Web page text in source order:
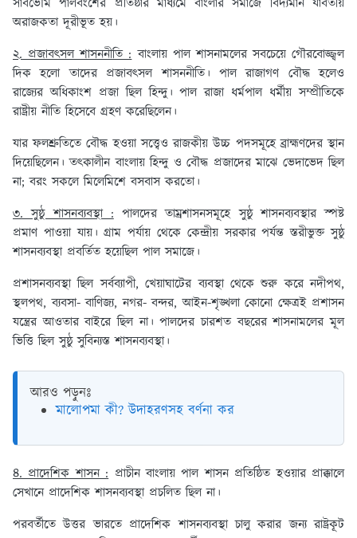
সার্বভৌম পালবংশের প্রতিষ্ঠার মাধ্যমে বাংলার সমাজে বিদ্যমান যাবতীয়
অরাজকতা দূরীভূত হয়।
২. প্রজাবৎসল শাসননীতি :বাংলায় পাল শাসনামলের সবচেয়ে গৌরবোজ্জ্বল
দিক হলো তাদের প্রজাবৎসল শাসননীতি। পাল রাজাগণ বৌদ্ধ হলেও
রাজ্যের অধিকাংশ প্রজা ছিল হিন্দু। পাল রাজা ধর্মপাল ধর্মীয় সম্প্রীতিকে
রাষ্ট্রীয় নীতি হিসেবে গ্রহণ করেছিলেন।
যার ফলশ্রুতিতে বৌদ্ধ হওয়া সত্ত্বেও রাজকীয় উচ্চ পদসমূহে ব্রাহ্মণদের স্থান
দিয়েছিলেন। তৎকালীন বাংলায় হিন্দু ও বৌদ্ধ প্রজাদের মাঝে ভেদাভেদ ছিল
না; বরং সকলে মিলেমিশে বসবাস করতো।
৩. সুষ্ঠু শাসনব্যবস্থা :পালদের তাম্রশাসনসমূহে সুষ্ঠু শাসনব্যবস্থার স্পষ্ট
প্রমাণ পাওয়া যায়। গ্রাম পর্যায় থেকে কেন্দ্রীয় সরকার পর্যন্ত স্তরীভুক্ত সুষ্ঠু
শাসনব্যবস্থা প্রবর্তিত হয়েছিল পাল সমাজে।
প্রশাসনব্যবস্থা ছিল সর্বব্যাপী, খেয়াঘাটের ব্যবস্থা থেকে শুরু করে নদীপথ,
স্থলপথ, ব্যবসা- বাণিজ্য, নগর- বন্দর, আইন-শৃঙ্খলা কোনো ক্ষেত্রই প্রশাসন
যন্ত্রের আওতার বাইরে ছিল না। পালদের চারশত বছরের শাসনামলের মূল
ভিত্তি ছিল সুষ্ঠু সুবিন্যস্ত শাসনব্যবস্থা।
আরও পড়ুনঃ
মালোপমা কী? উদাহরণসহ বর্ণনা কর
৪. প্রাদেশিক শাসন :প্রাচীন বাংলায় পাল শাসন প্রতিষ্ঠিত হওয়ার প্রাক্কালে
সেখানে প্রাদেশিক শাসনব্যবস্থা প্রচলিত ছিল না।
পরবর্তীতে উত্তর ভারতে প্রাদেশিক শাসনব্যবস্থা চালু করার জন্য রাষ্ট্রকূট